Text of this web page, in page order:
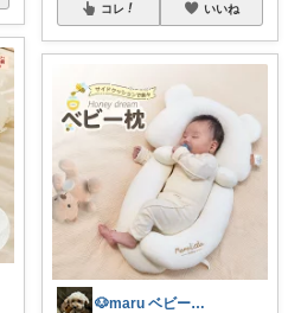
コレ いいね
🐶maru ベビーお得＆口コミ情報🐶